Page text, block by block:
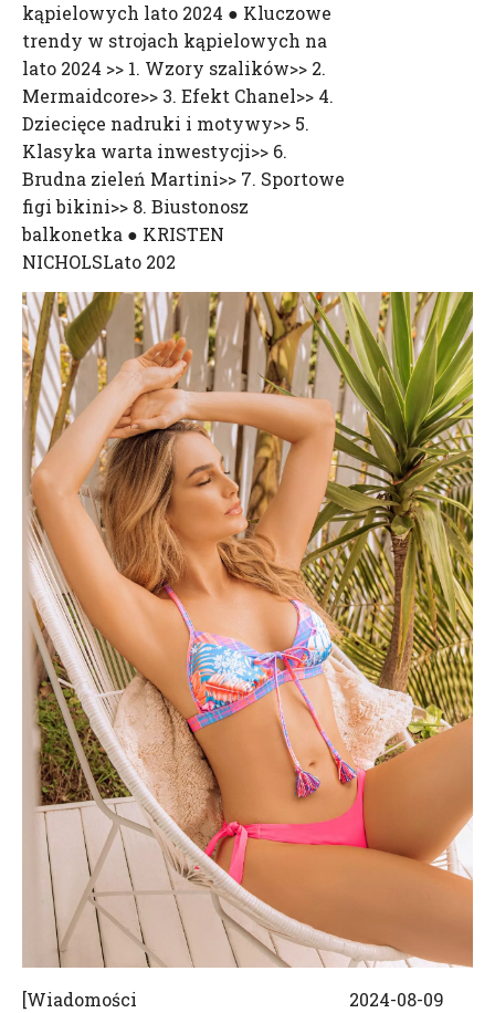
kąpielowych lato 2024 ● Kluczowe
trendy w strojach kąpielowych na
lato 2024 >> 1. Wzory szalików>> 2.
Mermaidcore>> 3. Efekt Chanel>> 4.
Dziecięce nadruki i motywy>> 5.
Klasyka warta inwestycji>> 6.
Brudna zieleń Martini>> 7. Sportowe
figi bikini>> 8. Biustonosz
balkonetka ● KRISTEN
NICHOLSLato 202
[Wiadomości
2024-08-09